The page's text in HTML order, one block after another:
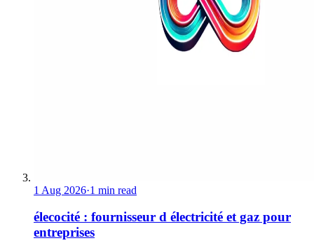
1 Aug 2026·1 min read
élecocité : fournisseur d électricité et gaz pour
entreprises